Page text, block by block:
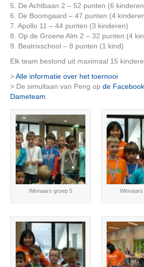
5. De Achtbaan 2 – 52 punten (6
6. De Boomgaard – 47 punten (4
7. Apollo 11 – 44 punten (3 kinderen)
8. Op de Groene Alm 2 – 32 punten (4
9. Beatrixschool – 8 punten (1 kind)
Elk team bestond uit maximaal 15
>Alle informatie over het toernooi
> De simultaan van Peng op de
Dameteam
Winnaars groep 5